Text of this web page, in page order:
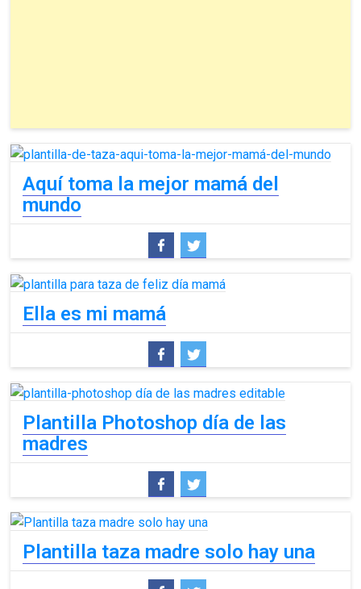
Aquí toma la mejor mamá del
mundo
Ella es mi mamá
Plantilla Photoshop día de las
madres
Plantilla taza madre solo hay una